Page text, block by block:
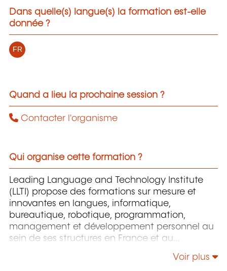
Dans quelle(s) langue(s) la formation est-elle
donnée ?
FR
Quand a lieu la prochaine session ?
Contacter l'organisme
Qui organise cette formation ?
Leading Language and Technology Institute
(LLTI) propose des formations sur mesure et
innovantes en langues, informatique,
bureautique, robotique, programmation,
management et développement personnel au
sein de ses structures en France et au
Voir plus